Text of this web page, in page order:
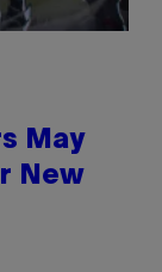
May
New